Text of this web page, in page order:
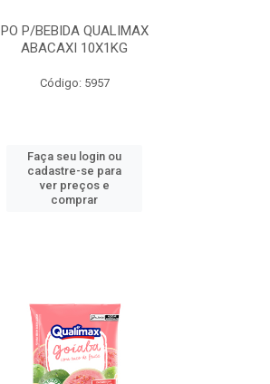
PO P/BEBIDA QUALIMAX
ABACAXI 10X1KG
Código: 5957
Faça seu login ou
cadastre-se para
ver preços e
comprar